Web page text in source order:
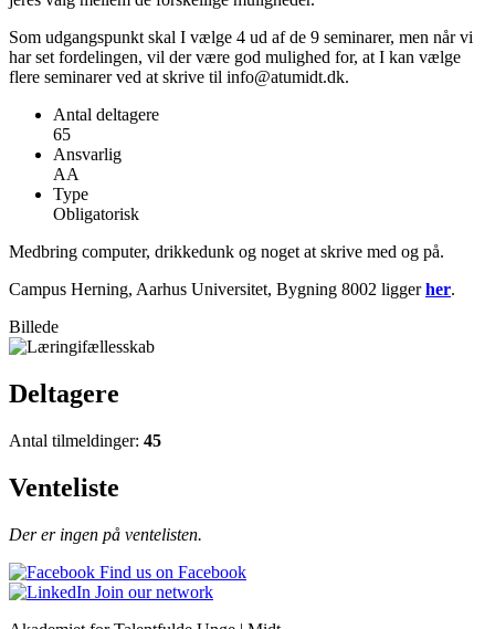
Som udgangspunkt skal I vælge 4 ud af de 9 seminarer, men når vi
har set fordelingen, vil der være god mulighed for, at I kan vælge
flere seminarer ved at skrive til info@atumidt.dk.
Antal deltagere
65
Ansvarlig
AA
Type
Obligatorisk
Medbring computer, drikkedunk og noget at skrive med og på.
Campus Herning, Aarhus Universitet, Bygning 8002 liggerher.
Billede
Deltagere
Antal tilmeldinger: 45
Venteliste
Der er ingen på ventelisten.
Find us on Facebook
Join our network